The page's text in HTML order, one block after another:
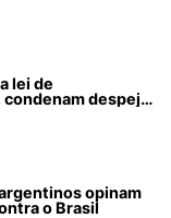
lei de
despejos
opinam
o Brasil